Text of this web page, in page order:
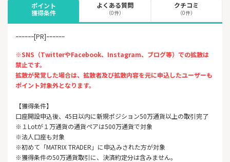
ポイント
獲得条件
よくある質問
（0件）
クチコミ
（0件）
ｰｰｰｰｰｰ[PR]ｰｰｰｰｰｰ
※SNS（TwitterやFacebook、Instagram、ブログ等）での拡散は
禁止です。
拡散が発覚した場合は、拡散者及び拡散内容を元に申込したユーザーも
ポイント対象外となります。
【獲得条件】
口座開設申込後、45日以内に新規ポジション50万通貨以上の取引完了
※１Lotが１万通貨の通貨ペアは500万通貨で対象
※法人口座も対象
※初めて「MATRIX TRADER」に申込みされた方が対象
※獲得条件の50万通貨取引に、決済約定分は含みません。